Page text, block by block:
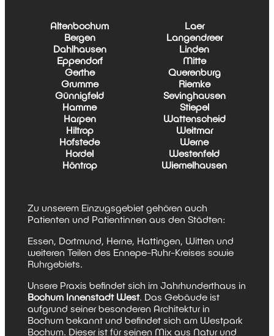
Altenbochum
Bergen
Dahlhausen
Eppendorf
Gerthe
Grumme
Günnigfeld
Hamme
Harpen
Hiltrop
Hofstede
Hordel
Höntrop
Laer
Langendreer
Linden
Mitte
Querenburg
Riemke
Sevinghausen
Stiepel
Wattenscheid
Weitmar
Werne
Westenfeld
Wiemelhausen
Zu unserem Einzugsgebiet gehören auch
Patienten und Patientinnen aus den Städten:
Essen, Dortmund, Herne, Hattingen, Witten und
weiteren Teilen des Ennepe-Ruhr-Kreises sowie
Ruhrgebiets.
Unsere Praxis befindet sich im Jahrhunderthaus in
Bochum Innenstadt West. Das Gebäude ist
aufgrund seiner besonderen Architektur in
Bochum bekannt und befindet sich am Westpark
Bochum. Dieser ist für seinen Mix aus Natur und